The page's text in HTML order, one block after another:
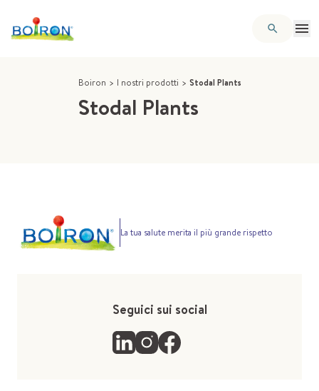
Boiron > I nostri prodotti > Stodal Plants
Stodal Plants
La tua salute merita il più grande rispetto
Seguici sui social